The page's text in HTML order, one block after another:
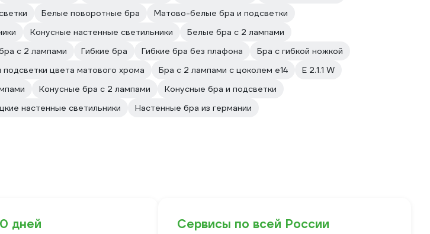
Белые поворотные бра
Матово-белые бра и подсветки
Конусные настенные светильники
Белые бра с 2 лампами
с 2 лампами Гибкие бра Гибкие бра без плафона
Бра с гибкой ножкой
подсветки цвета матового хрома Бра с 2 лампами с цоколем e14
E 2.1.1 W
Конусные бра с 2 лампами
Конусные бра и подсветки
настенные светильники
Настенные бра из германии
дней Сервисы по всей России